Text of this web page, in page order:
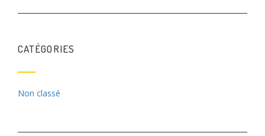
CATÉGORIES
Non classé